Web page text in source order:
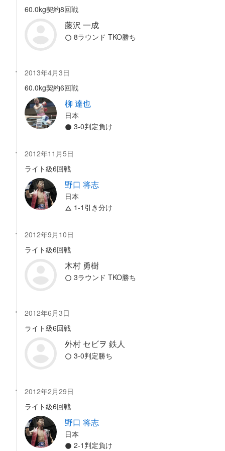
60.0kg契約8回戦
藤沢 一成
8ラウンド TKO勝ち
2013年4月3日
60.0kg契約6回戦
柳 達也
日本
3-0判定負け
2012年11月5日
ライト級6回戦
野口 将志
日本
1-1引き分け
2012年9月10日
ライト級6回戦
木村 勇樹
3ラウンド TKO勝ち
2012年6月3日
ライト級6回戦
外村 セビヲ 鉄人
3-0判定勝ち
2012年2月29日
ライト級6回戦
野口 将志
日本
2-1判定負け